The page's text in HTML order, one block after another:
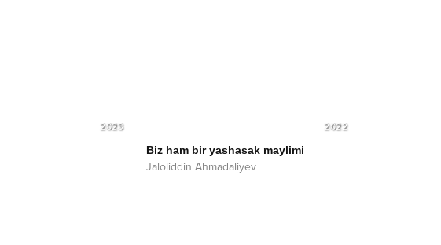
2023 2022
Biz ham bir yashasak maylimi
Jaloliddin Ahmadaliyev